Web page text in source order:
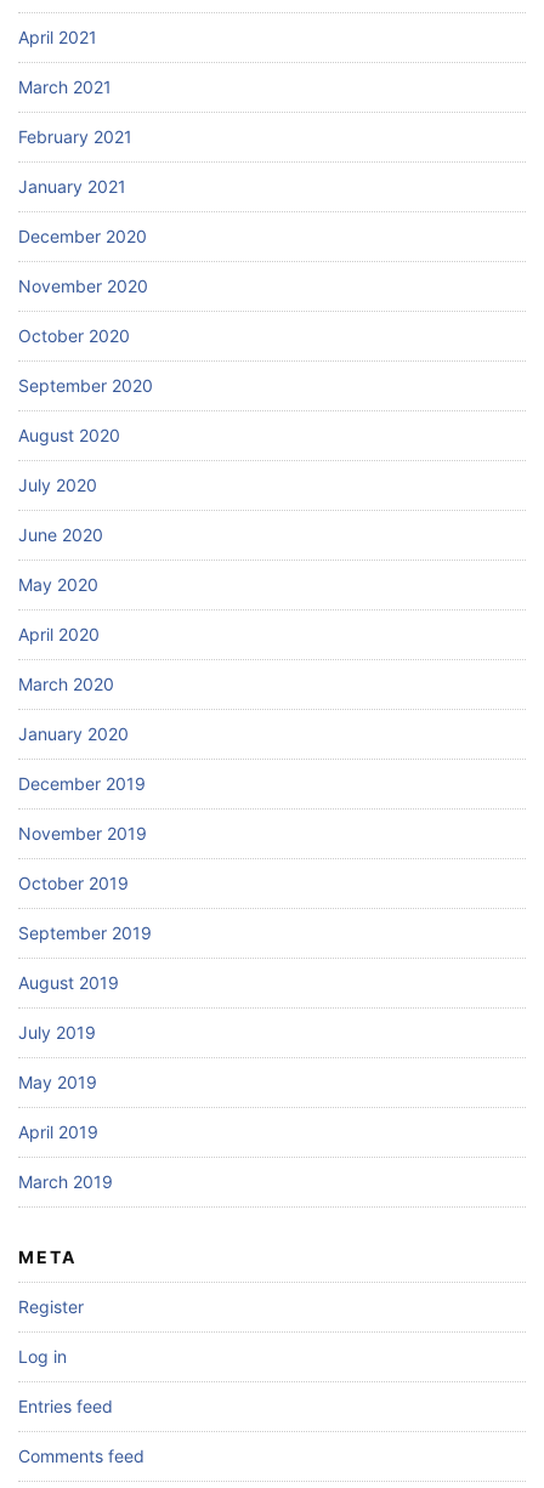
April 2021
March 2021
February 2021
January 2021
December 2020
November 2020
October 2020
September 2020
August 2020
July 2020
June 2020
May 2020
April 2020
March 2020
January 2020
December 2019
November 2019
October 2019
September 2019
August 2019
July 2019
May 2019
April 2019
March 2019
META
Register
Log in
Entries feed
Comments feed